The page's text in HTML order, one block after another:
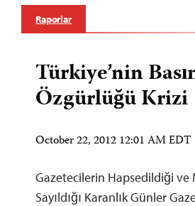
Raporlar
Türkiye’nin
Özgürlüğü Krizi
October 22, 2012 12:01 AM EDT
Gazetecilerin Hapsedildiği ve
Sayıldığı Karanlık Günler